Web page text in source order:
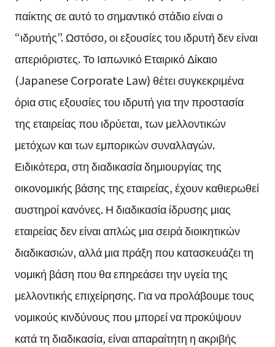
παίκτης σε αυτό το σημαντικό στάδιο είναι ο
“ιδρυτής”. Ωστόσο, οι εξουσίες του ιδρυτή δεν είναι
απεριόριστες. Το Ιαπωνικό Εταιρικό Δίκαιο
(Japanese Corporate Law) θέτει συγκεκριμένα
όρια στις εξουσίες του ιδρυτή για την προστασία
της εταιρείας που ιδρύεται, των μελλοντικών
μετόχων και των εμπορικών συναλλαγών.
Ειδικότερα, στη διαδικασία δημιουργίας της
οικονομικής βάσης της εταιρείας, έχουν καθιερωθεί
αυστηροί κανόνες. Η διαδικασία ίδρυσης μιας
εταιρείας δεν είναι απλώς μια σειρά διοικητικών
διαδικασιών, αλλά μια πράξη που κατασκευάζει τη
νομική βάση που θα επηρεάσει την υγεία της
μελλοντικής επιχείρησης. Για να προλάβουμε τους
νομικούς κινδύνους που μπορεί να προκύψουν
κατά τη διαδικασία, είναι απαραίτητη η ακριβής